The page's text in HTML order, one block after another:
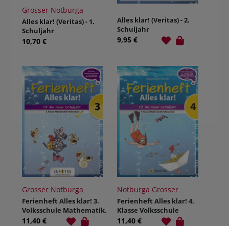
Grosser Notburga
Alles klar! (Veritas) - 1.
Schuljahr
10,70 €
Alles klar! (Veritas) - 2.
Schuljahr
9,95 €
Grosser Notburga
Ferienheft Alles klar! 3.
Volksschule Mathematik.
1., Aufl. 05.2016. Geheftet.
11,40 €
Notburga Grosser
Ferienheft Alles klar! 4.
Klasse Volksschule
11,40 €